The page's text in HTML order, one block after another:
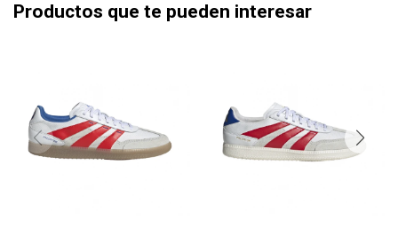
Productos que te pueden interesar